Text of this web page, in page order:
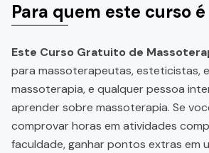
Para quem este curso
Este Curso Gratuito de
para massoterapeutas, esteticistas,
massoterapia, e qualquer pessoa
aprender sobre massoterapia. Se
comprovar horas em atividades
faculdade, ganhar pontos extras em